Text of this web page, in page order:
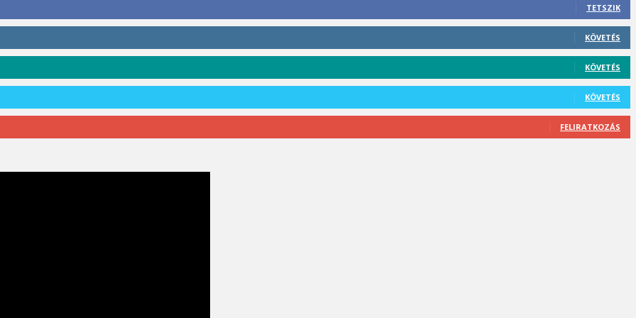
TETSZIK
KÖVETÉS
KÖVETÉS
KÖVETÉS
FELIRATKOZÁS